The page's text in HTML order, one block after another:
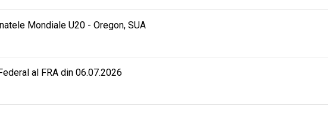
Mondiale U20 - Oregon, SUA
al FRA din 06.07.2026